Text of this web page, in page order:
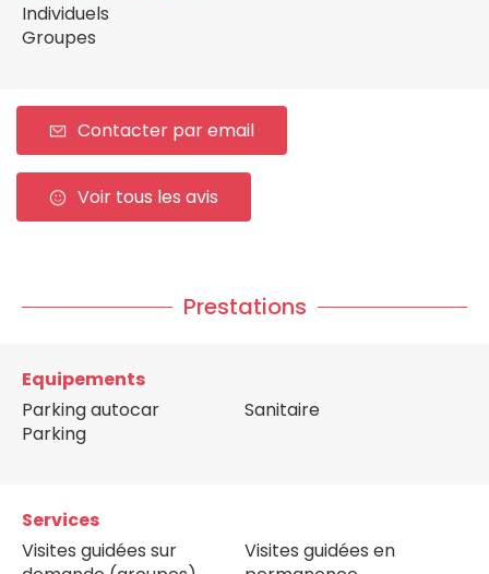
Individuels
Groupes
Contacter par email
Voir tous les avis
Prestations
Equipements
Parking autocar
Parking
Sanitaire
Services
Visites guidées sur
Visites guidées en